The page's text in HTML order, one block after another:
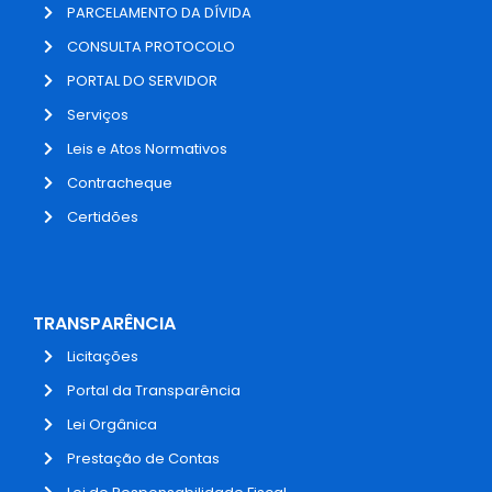
PARCELAMENTO DA DÍVIDA
CONSULTA PROTOCOLO
PORTAL DO SERVIDOR
Serviços
Leis e Atos Normativos
Contracheque
Certidões
TRANSPARÊNCIA
Licitações
Portal da Transparência
Lei Orgânica
Prestação de Contas